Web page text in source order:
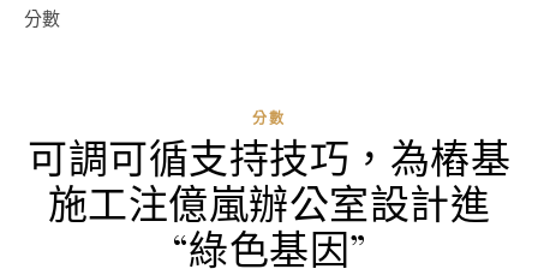
分數
分數
可調可循支持技巧，為樁基
施工注億嵐辦公室設計進
“綠色基因”